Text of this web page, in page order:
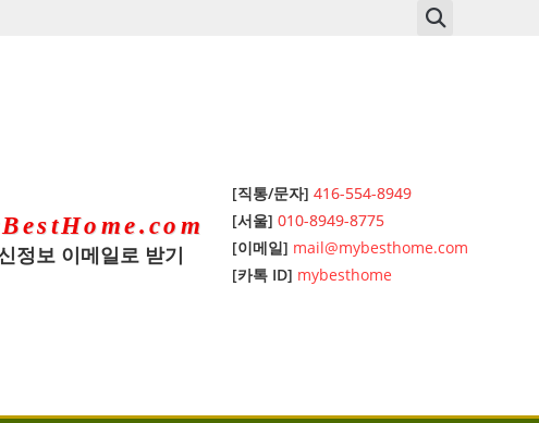
정보 이메일로 받기
[직통/문자] 416-554-8949
[서울] 010-8949-8775
[이메일] mail@mybesthome.com
[카톡 ID] mybesthome